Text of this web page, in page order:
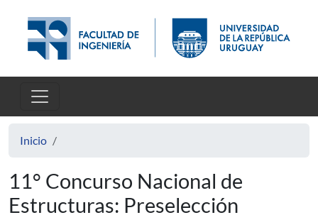
Inicio
11° Concurso Nacional de
Estructuras: Preselección